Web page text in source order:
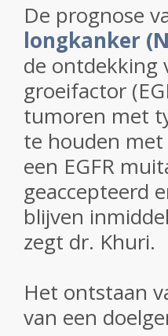
De prognose
longkanker
de ontdekking
groeifactor
tumoren met
te houden
een EGFR
geaccepteerd
blijven
zegt dr. Khuri.
Het ontstaan
van een